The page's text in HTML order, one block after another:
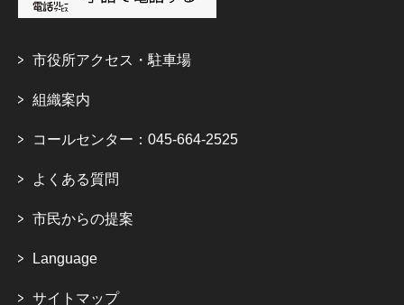
市役所アクセス・駐車場
組織案内
コールセンター：045-664-2525
よくある質問
市民からの提案
Language
サイトマップ